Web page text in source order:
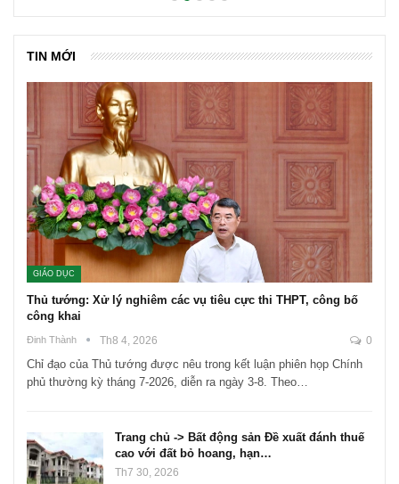
TIN MỚI
GIÁO DỤC
Thủ tướng: Xử lý nghiêm các vụ tiêu cực thi THPT, công bố
công khai
Đinh Thành Th8 4, 2026 0
Chỉ đạo của Thủ tướng được nêu trong kết luận phiên họp Chính
phủ thường kỳ tháng 7-2026, diễn ra ngày 3-8. Theo…
Trang chủ -> Bất động sản Đề xuất đánh thuế
cao với đất bỏ hoang, hạn…
Th7 30, 2026